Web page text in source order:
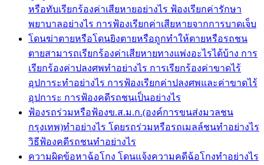
หรือทับเรียกร้องค่าเสียหายอย่างไร ฟ้องเรียกค่ารักษา
พยาบาลอย่างไร การฟ้องเรียกค่าเสียหายจากการบาดเจ็บ
โดนฆ่าตายหรือโดนยิงตายหรือถูกทำให้ตายหรือรถชน
ตายสามารถเรียกร้องค่าเสียหายทางแพ่งอะไรได้บ้าง การ
เรียกร้องค่าปลงศพทำอย่างไร การเรียกร้องค่าขาดไร้
อุปการะทำอย่างไร การฟ้องเรียกค่าปลงศพและค่าขาดไร้
อุปการะ การฟ้องคดีรถชนเป็นอย่างไร
ฟ้องรถร่วมหรือฟ้องข.ส.ม.ก.(องค์การขนส่งมวลชน
กรุงเทพ)ทำอย่างไร โดยรถร่วมหรือรถเมลล์ชนทำอย่างไร
วิธีฟ้องคดีรถชนทำอย่างไร
ความผิดข้อหาฉ้อโกง โดนแจ้งความคดีฉ้อโกงทำอย่างไร